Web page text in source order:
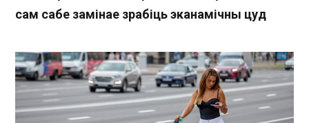
сам сабе замінае зрабіць эканамічны цуд